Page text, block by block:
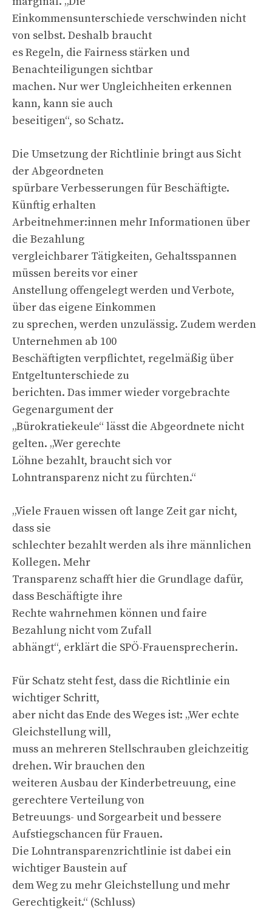
Einkommensunterschiede verschwinden nicht
von selbst. Deshalb braucht
es Regeln, die Fairness stärken und
Benachteiligungen sichtbar
machen. Nur wer Ungleichheiten erkennen
kann, kann sie auch
beseitigen“, so Schatz.
Die Umsetzung der Richtlinie bringt aus Sicht
der Abgeordneten
spürbare Verbesserungen für Beschäftigte.
Künftig erhalten
Arbeitnehmer:innen mehr Informationen über
die Bezahlung
vergleichbarer Tätigkeiten, Gehaltsspannen
müssen bereits vor einer
Anstellung offengelegt werden und Verbote,
über das eigene Einkommen
zu sprechen, werden unzulässig. Zudem werden
Unternehmen ab 100
Beschäftigten verpflichtet, regelmäßig über
Entgeltunterschiede zu
berichten. Das immer wieder vorgebrachte
Gegenargument der
„Bürokratiekeule“ lässt die Abgeordnete nicht
gelten. „Wer gerechte
Löhne bezahlt, braucht sich vor
Lohntransparenz nicht zu fürchten.“
„Viele Frauen wissen oft lange Zeit gar nicht,
dass sie
schlechter bezahlt werden als ihre männlichen
Kollegen. Mehr
Transparenz schafft hier die Grundlage dafür,
dass Beschäftigte ihre
Rechte wahrnehmen können und faire
Bezahlung nicht vom Zufall
abhängt“, erklärt die SPÖ-Frauensprecherin.
Für Schatz steht fest, dass die Richtlinie ein
wichtiger Schritt,
aber nicht das Ende des Weges ist: „Wer echte
Gleichstellung will,
muss an mehreren Stellschrauben gleichzeitig
drehen. Wir brauchen den
weiteren Ausbau der Kinderbetreuung, eine
gerechtere Verteilung von
Betreuungs- und Sorgearbeit und bessere
Aufstiegschancen für Frauen.
Die Lohntransparenzrichtlinie ist dabei ein
wichtiger Baustein auf
dem Weg zu mehr Gleichstellung und mehr
Gerechtigkeit.“ (Schluss)